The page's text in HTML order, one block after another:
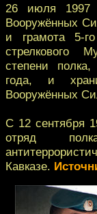
26 июля 1997
Вооружённых
и грамота 5-го
стрелкового
степени
года, и
Вооружённых
С 12 сентября
отряд
Кавказе.